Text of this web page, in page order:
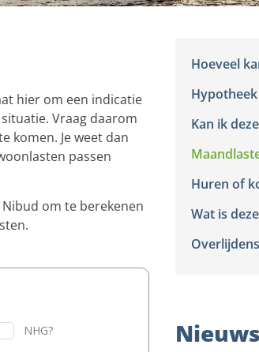
hier om een indicatie
Vraag daarom
komen. Je weet dan
passen
om te berekenen
Hoeveel
Kan ik
Huren of
Wat is
Nieuws